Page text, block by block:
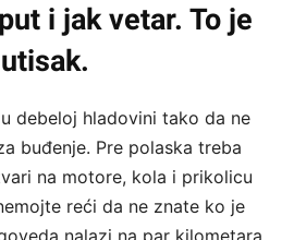
i jak vetar. To je
debeloj hladovini tako da ne
buđenje. Pre polaska treba
na motore, kola i prikolicu
reći da ne znate ko je
nalazi na par kilometara